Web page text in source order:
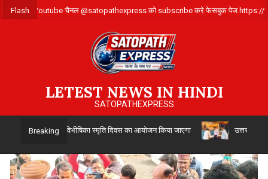
Skip
to
Flash
,हमारे Youtube चैनल @satopathexpress को subscribe करे फेसबुक पेज https://
LETEST NEWS IN HINDI
SATOPATHEXPRESS
Breaking
को विभाजन विभीषिका स्मृति दिवस का आयोजन किया जाएगा उत्तर प्रदेश सिंचाई